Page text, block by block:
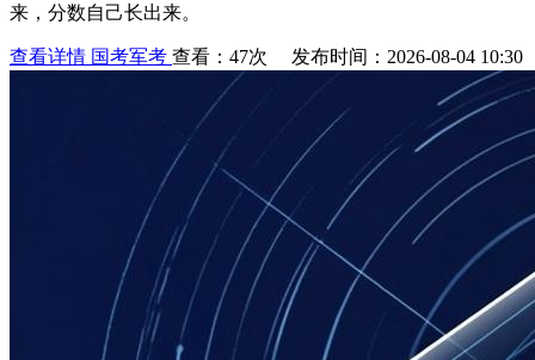
来，分数自己长出来。
查看详情 国考军考 查看：47次 发布时间：2026-08-04 10:30